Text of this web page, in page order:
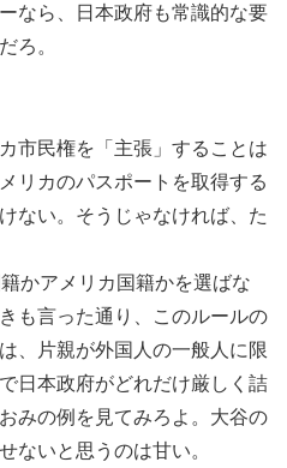
なら、日本政府も常識的な要
ろ。
市民権を「主張」することは
リカのパスポートを取得する
ない。そうじゃなければ、た
かアメリカ国籍かを選ばな
も言った通り、このルールの
、片親が外国人の一般人に限
日本政府がどれだけ厳しく詰
みの例を見てみろよ。大谷の
ないと思うのは甘い。